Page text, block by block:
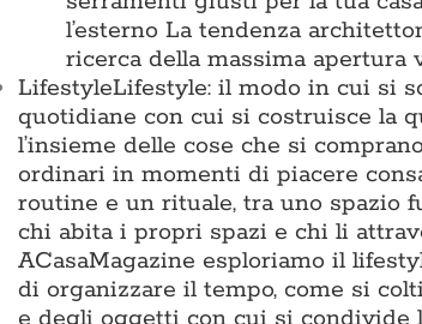
l’esterno La tendenza
ricerca della massima apertura
LifestyleLifestyle: il modo in cui si
quotidiane con cui si costruisce la
l’insieme delle cose che si
ordinari in momenti di piacere
routine e un rituale, tra uno spazio
chi abita i propri spazi e chi li
ACasaMagazine esploriamo il
di organizzare il tempo, come si